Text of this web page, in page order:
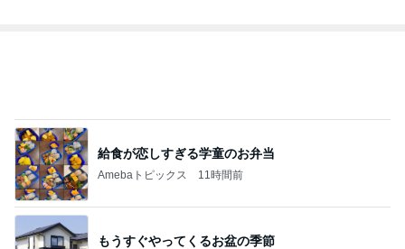
給食が恋しすぎる学童のお弁当
Amebaトピックス 11時間前
もうすぐやってくるお盆の季節